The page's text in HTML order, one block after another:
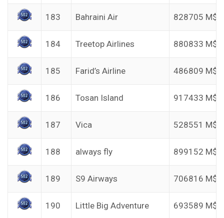
183 Bahraini Air 828705 M$
184 Treetop Airlines 880833 M$
185 Farid’s Airline 486809 M$
186 Tosan Island 917433 M$
187 Vica 528551 M$
188 always fly 899152 M$
189 S9 Airways 706816 M$
190 Little Big Adventure 693589 M$